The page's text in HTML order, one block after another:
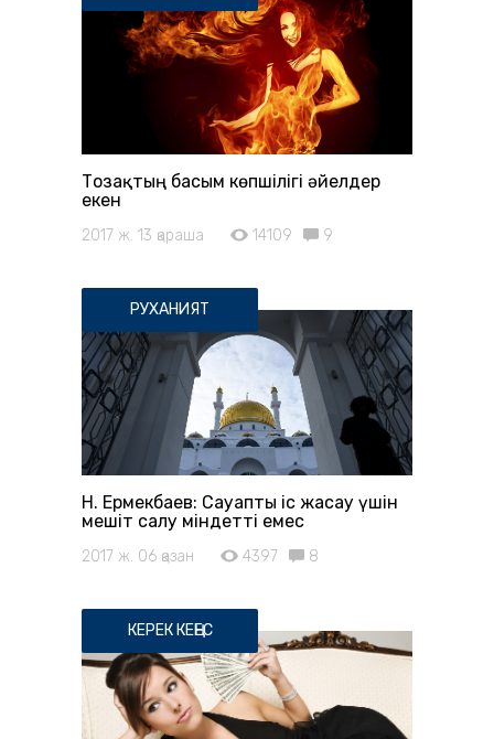
Тозақтың басым көпшілігі әйелдер
екен
2017 ж. 13 қараша 14109 9
РУХАНИЯТ
Н. Ермекбаев: Сауапты іс жасау үшін
мешіт салу міндетті емес
2017 ж. 06 қазан 4397 8
КЕРЕК КЕҢЕС